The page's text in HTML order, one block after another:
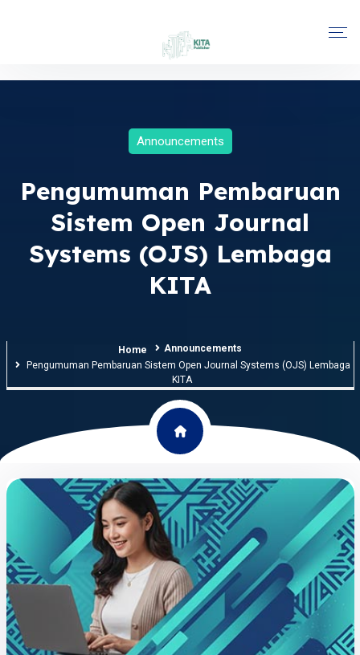
Announcements
Pengumuman Pembaruan
Sistem Open Journal
Systems (OJS) Lembaga
KITA
Home
Announcements
Pengumuman Pembaruan Sistem Open Journal Systems (OJS) Lembaga
KITA